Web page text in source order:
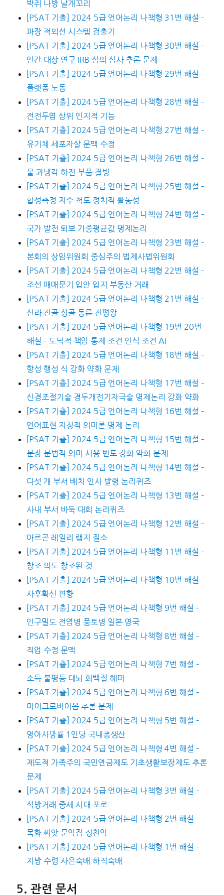
박쥐 나방 날개꼬리
[PSAT 기출] 2024 5급 언어논리 나책형 31번 해설 –
파장 적외선 시스템 검출기
[PSAT 기출] 2024 5급 언어논리 나책형 30번 해설 –
인간 대상 연구 IRB 심의 심사 추론 문제
[PSAT 기출] 2024 5급 언어논리 나책형 29번 해설 –
플랫폼 노동
[PSAT 기출] 2024 5급 언어논리 나책형 28번 해설 –
전전두엽 상위 인지적 기능
[PSAT 기출] 2024 5급 언어논리 나책형 27번 해설 –
유기체 세포자살 문맥 수정
[PSAT 기출] 2024 5급 언어논리 나책형 26번 해설 –
물 과냉각 하전 부품 결빙
[PSAT 기출] 2024 5급 언어논리 나책형 25번 해설 –
합성측정 지수 척도 정치적 활동성
[PSAT 기출] 2024 5급 언어논리 나책형 24번 해설 –
국가 발전 퇴보 가중평균값 명제논리
[PSAT 기출] 2024 5급 언어논리 나책형 23번 해설 –
본회의 상임위원회 중심주의 법제사법위원회
[PSAT 기출] 2024 5급 언어논리 나책형 22번 해설 –
조선 매매문기 입안 입지 부동산 거래
[PSAT 기출] 2024 5급 언어논리 나책형 21번 해설 –
신라 진골 성골 동륜 진평왕
[PSAT 기출] 2024 5급 언어논리 나책형 19번 20번
해설 – 도덕적 책임 통제 조건 인식 조건 AI
[PSAT 기출] 2024 5급 언어논리 나책형 18번 해설 –
항성 행성 식 강화 약화 문제
[PSAT 기출] 2024 5급 언어논리 나책형 17번 해설 –
신경조절기술 경두개전기자극술 명제논리 강화 약화
[PSAT 기출] 2024 5급 언어논리 나책형 16번 해설 –
언어표현 지칭적 의미론 명제 논리
[PSAT 기출] 2024 5급 언어논리 나책형 15번 해설 –
문장 문법적 의미 사용 빈도 강화 약화 문제
[PSAT 기출] 2024 5급 언어논리 나책형 14번 해설 –
다섯 개 부서 배치 인사 발령 논리퀴즈
[PSAT 기출] 2024 5급 언어논리 나책형 13번 해설 –
사내 부서 바둑 대회 논리퀴즈
[PSAT 기출] 2024 5급 언어논리 나책형 12번 해설 –
아르곤 레일리 램지 질소
[PSAT 기출] 2024 5급 언어논리 나책형 11번 해설 –
창조 의도 창조된 것
[PSAT 기출] 2024 5급 언어논리 나책형 10번 해설 –
사후확신 편향
[PSAT 기출] 2024 5급 언어논리 나책형 9번 해설 –
인구밀도 전염병 풍토병 일본 영국
[PSAT 기출] 2024 5급 언어논리 나책형 8번 해설 –
직업 수정 문맥
[PSAT 기출] 2024 5급 언어논리 나책형 7번 해설 –
소득 불평등 대뇌 회백질 해마
[PSAT 기출] 2024 5급 언어논리 나책형 6번 해설 –
마이크로바이옴 추론 문제
[PSAT 기출] 2024 5급 언어논리 나책형 5번 해설 –
영아사망률 1인당 국내총생산
[PSAT 기출] 2024 5급 언어논리 나책형 4번 해설 –
제도적 가족주의 국민연금제도 기초생활보장제도 추론
문제
[PSAT 기출] 2024 5급 언어논리 나책형 3번 해설 –
석방거래 중세 시대 포로
[PSAT 기출] 2024 5급 언어논리 나책형 2번 해설 –
목화 씨앗 문익점 정천익
[PSAT 기출] 2024 5급 언어논리 나책형 1번 해설 –
지방 수령 사은숙배 하직숙배
관련 문서